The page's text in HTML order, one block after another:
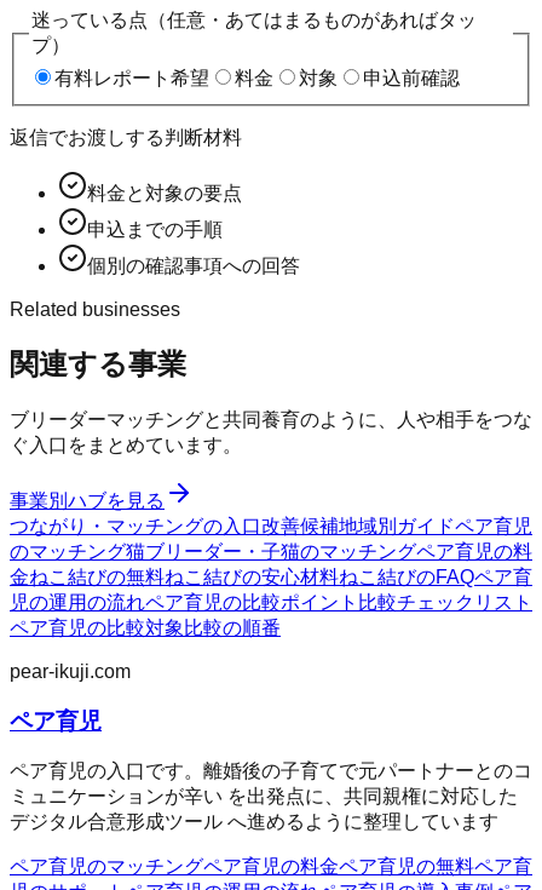
迷っている点（任意・あてはまるものがあればタッ
プ）
有料レポート希望
料金 対象 申込前確認
返信でお渡しする判断材料
料金と対象の要点
申込までの手順
個別の確認事項への回答
Related businesses
関連する事業
ブリーダーマッチングと共同養育のように、人や相手をつな
ぐ入口をまとめています。
事業別ハブを見る
つながり・マッチングの入口改善候補地域別ガイドペア育児
のマッチング猫ブリーダー・子猫のマッチングペア育児の料
金ねこ結びの無料ねこ結びの安心材料ねこ結びのFAQペア育
児の運用の流れペア育児の比較ポイント 比較チェックリスト
ペア育児の比較対象 比較の順番
pear-ikuji.com
ペア育児
ペア育児の入口です。離婚後の子育てで元パートナーとのコ
ミュニケーションが辛い を出発点に、共同親権に対応した
デジタル合意形成ツール へ進めるように整理しています
ペア育児のマッチングペア育児の料金ペア育児の無料ペア育